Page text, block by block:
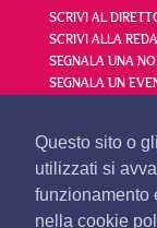
Questo sito o
utilizzati si
funzionamento
nella cookie
SCRIVI AL
SCRIVI ALLA
SEGNALA UNA
SEGNALA UN